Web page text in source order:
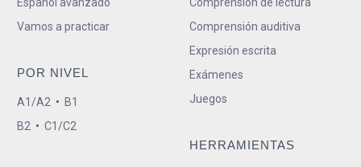
Vamos a practicar
POR NIVEL
A1/A2 • B1
B2 • C1/C2
Comprensión auditiva
Expresión escrita
Exámenes
Juegos
HERRAMIENTAS